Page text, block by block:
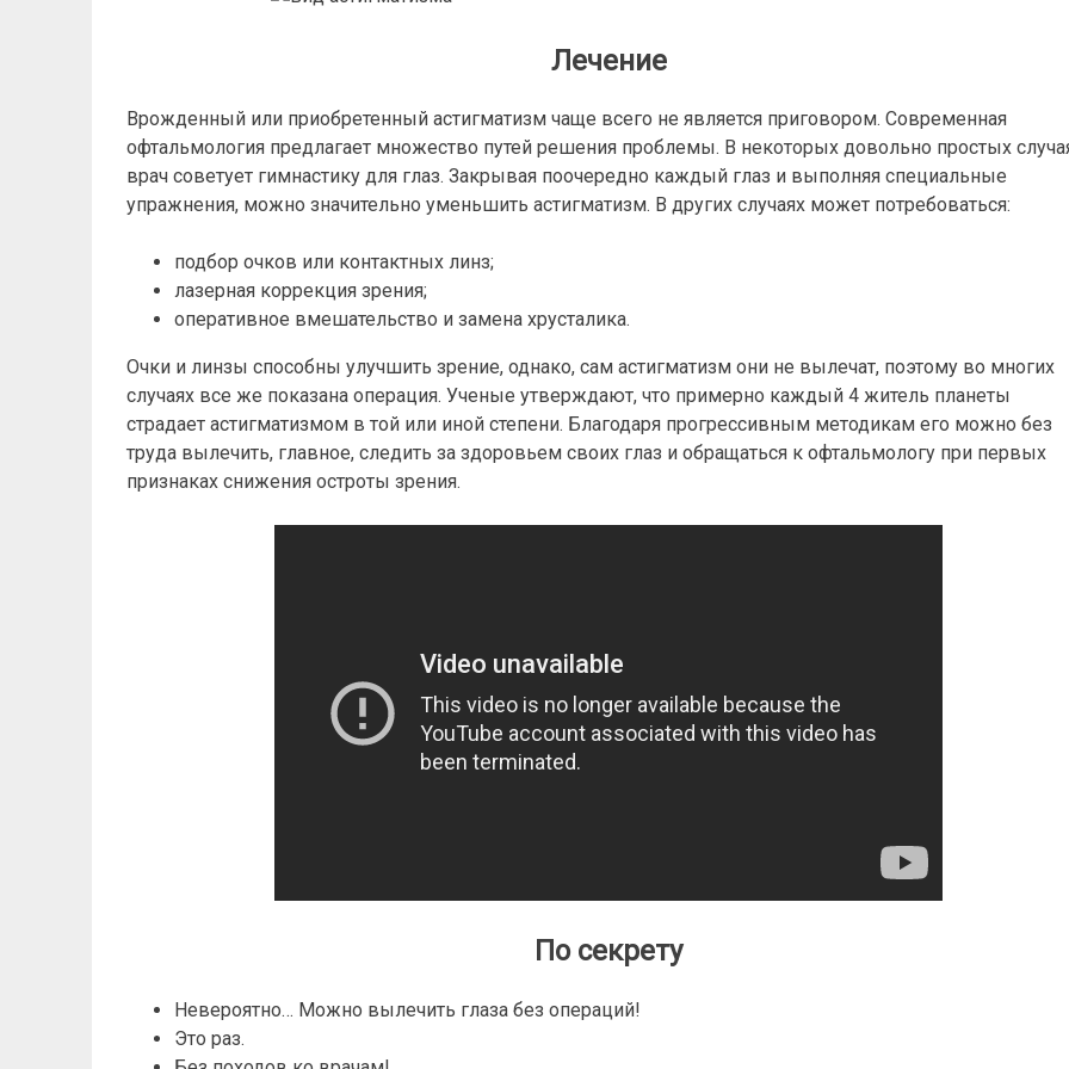
Лечение
Врожденный или приобретенный астигматизм чаще всего не является приговором. Современная
офтальмология предлагает множество путей решения проблемы. В некоторых довольно простых
врач советует гимнастику для глаз. Закрывая поочередно каждый глаз и выполняя специальные
упражнения, можно значительно уменьшить астигматизм. В других случаях может потребоваться:
подбор очков или контактных линз;
лазерная коррекция зрения;
оперативное вмешательство и замена хрусталика.
Очки и линзы способны улучшить зрение, однако, сам астигматизм они не вылечат, поэтому во многих
случаях все же показана операция. Ученые утверждают, что примерно каждый 4 житель планеты
страдает астигматизмом в той или иной степени. Благодаря прогрессивным методикам его можно без
труда вылечить, главное, следить за здоровьем своих глаз и обращаться к офтальмологу при первых
признаках снижения остроты зрения.
По секрету
Невероятно… Можно вылечить глаза без операций!
Это раз.